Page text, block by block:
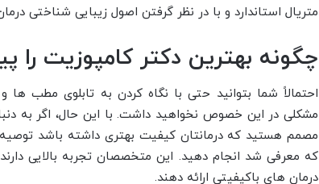
متریال استاندارد و با در نظر گرفتن اصول زیبایی شناختی
چگونه بهترین دکتر کامپوزیت را
احتمالاً شما بتوانید حتی با نگاه کردن به تابلوی مطب
مشکلی در این خصوص نخواهید داشت. با این حال، اگر به
مصمم هستید که درمانتان کیفیت بهتری داشته باشد توصیه
که معرفی شد انجام دهید. این متخصصان تجربه بالایی
درمان های باکیفیتی ارائه دهند.